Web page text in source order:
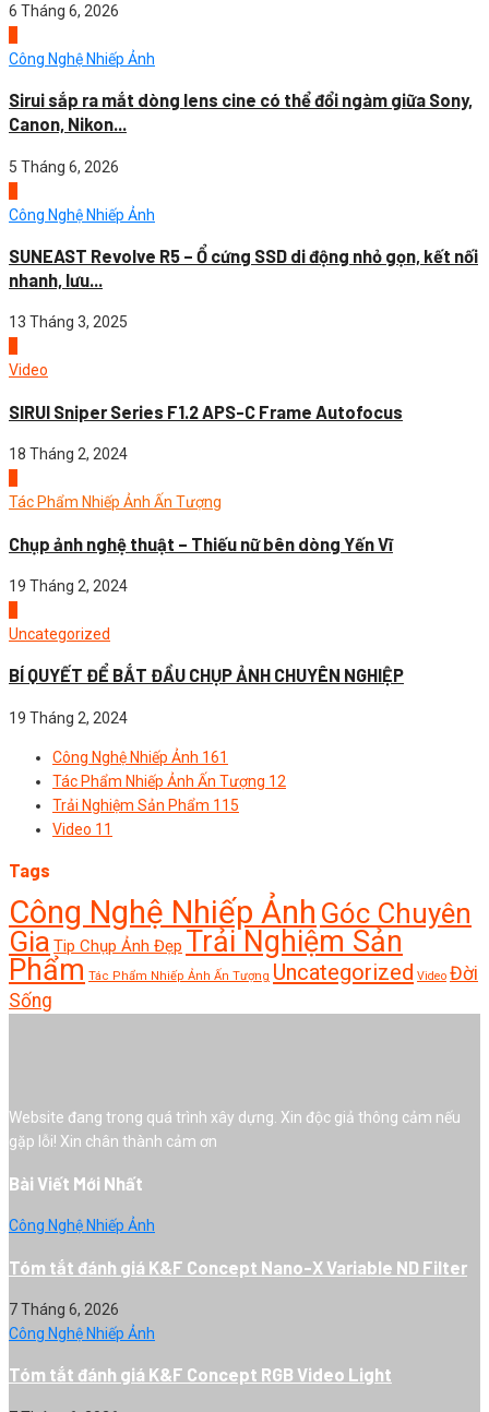
6 Tháng 6, 2026
Công Nghệ Nhiếp Ảnh
Sirui sắp ra mắt dòng lens cine có thể đổi ngàm giữa Sony,
Canon, Nikon...
5 Tháng 6, 2026
Công Nghệ Nhiếp Ảnh
SUNEAST Revolve R5 – Ổ cứng SSD di động nhỏ gọn, kết nối
nhanh, lưu...
13 Tháng 3, 2025
Video
SIRUI Sniper Series F1.2 APS-C Frame Autofocus
18 Tháng 2, 2024
Tác Phẩm Nhiếp Ảnh Ấn Tượng
Chụp ảnh nghệ thuật – Thiếu nữ bên dòng Yến Vĩ
19 Tháng 2, 2024
Uncategorized
BÍ QUYẾT ĐỂ BẮT ĐẦU CHỤP ẢNH CHUYÊN NGHIỆP
19 Tháng 2, 2024
Công Nghệ Nhiếp Ảnh 161
Tác Phẩm Nhiếp Ảnh Ấn Tượng 12
Trải Nghiệm Sản Phẩm 115
Video 11
Tags
Công Nghệ Nhiếp Ảnh Góc Chuyên
Gia Tip Chụp Ảnh Đẹp Trải Nghiệm Sản
Phẩm Tác Phẩm Nhiếp Ảnh Ấn Tượng Uncategorized Video Đời
Sống
Website đang trong quá trình xây dựng. Xin độc giả thông cảm nếu
gặp lỗi! Xin chân thành cảm ơn
Bài Viết Mới Nhất
Công Nghệ Nhiếp Ảnh
Tóm tắt đánh giá K&F Concept Nano-X Variable ND Filter
7 Tháng 6, 2026
Công Nghệ Nhiếp Ảnh
Tóm tắt đánh giá K&F Concept RGB Video Light